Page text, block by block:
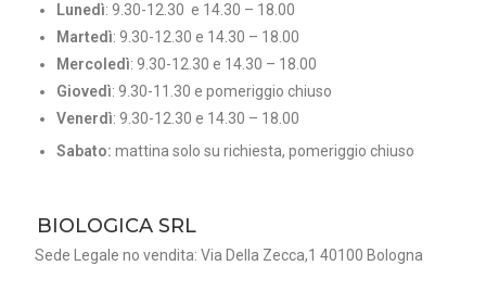
Lunedì: 9.30-12.30 e 14.30 – 18.00
Martedì: 9.30-12.30 e 14.30 – 18.00
Mercoledì: 9.30-12.30 e 14.30 – 18.00
Giovedì: 9.30-11.30 e pomeriggio chiuso
Venerdì: 9.30-12.30 e 14.30 – 18.00
Sabato: mattina solo su richiesta, pomeriggio chiuso
BIOLOGICA SRL
Sede Legale no vendita:Via Della Zecca,140100 Bologna